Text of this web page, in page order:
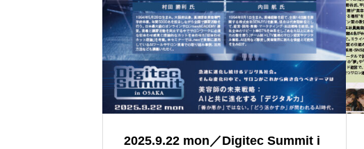
2025.9.22 mon／Digitec Summit i